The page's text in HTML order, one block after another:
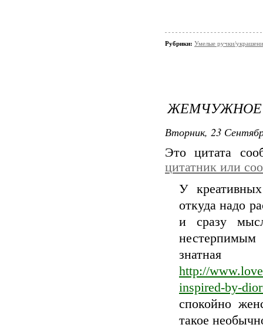
Рубрики: Умелые ручки/
ЖЕМЧУЖНОЕ
Вторник, 23
Это цитата
цитатник или
У
откуда надо
и сразу
http://
inspired-by-
спокойно
такое